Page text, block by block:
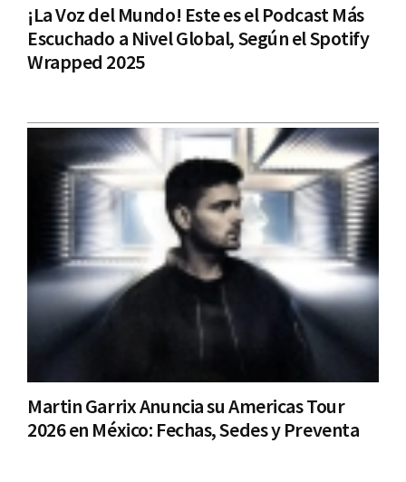
¡La Voz del Mundo! Este es el Podcast Más
Escuchado a Nivel Global, Según el Spotify
Wrapped 2025
Martin Garrix Anuncia su Americas Tour
2026 en México: Fechas, Sedes y Preventa